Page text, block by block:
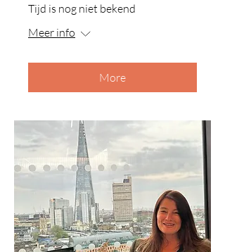
Tijd is nog niet bekend
Meer info
More